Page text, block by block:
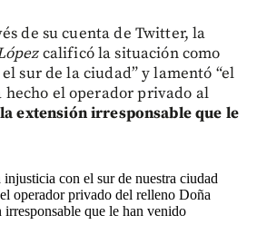
de su cuenta de Twitter, la
calificó la situación como
sur de la ciudad” y lamentó “el
hecho el operador privado al
extensión irresponsable que le
injusticia con el sur de nuestra ciudad
operador privado del relleno Doña
irresponsable que le han venido